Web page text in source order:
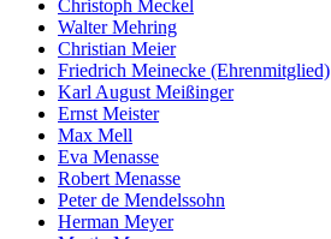
Christoph Meckel
Walter Mehring
Christian Meier
Friedrich Meinecke (Ehrenmitglied)
Karl August Meißinger
Ernst Meister
Max Mell
Eva Menasse
Robert Menasse
Peter de Mendelssohn
Herman Meyer